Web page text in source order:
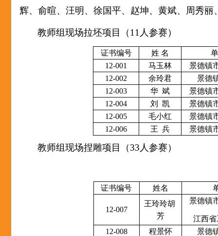
辉、俞暄、汪明、徐国平、赵坤、黄斌、周秀丽
教师组现场拉坯项目（11 人参赛）
证书编号 姓 名
单
12-001
马玉林
景德镇
12-002
余玲君
景德
12-003
华 斌
景德镇
12-004
刘 凯
景德镇
12-005
毛小红
景德镇
12-006
王 兵 景德镇
教师组现场捏雕项目（33 人参赛）
证书编号 姓名
12-007
王玲玲胡
芳
景德镇
江西
12-008
程景怀
景德